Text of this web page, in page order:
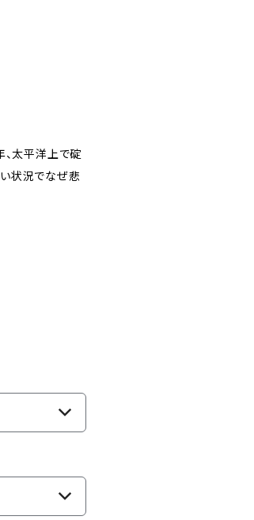
、太平洋上で碇
状況でなぜ悲